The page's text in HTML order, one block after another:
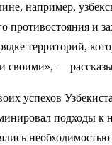
например,
противостояния и
территорий,
своими», —
успехов
подходы к